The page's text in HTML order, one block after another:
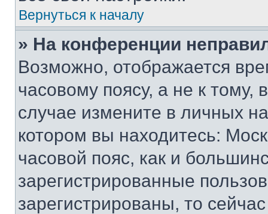
Вернуться к началу
» На конференции
Возможно, отображается
часовому поясу, а не к тому,
случае измените в личных
котором вы находитесь:
часовой пояс, как и
зарегистрированные
зарегистрированы, то